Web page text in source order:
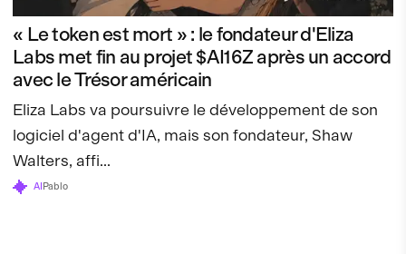
« Le token est mort » : le fondateur d'Eliza
Labs met fin au projet $AI16Z après un accord
avec le Trésor américain
Eliza Labs va poursuivre le développement de son
logiciel d'agent d'IA, mais son fondateur, Shaw
Walters, affi...
AIPablo